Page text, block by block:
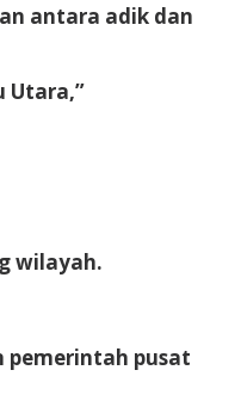
antara adik dan
Utara,”
wilayah.
pemerintah pusat